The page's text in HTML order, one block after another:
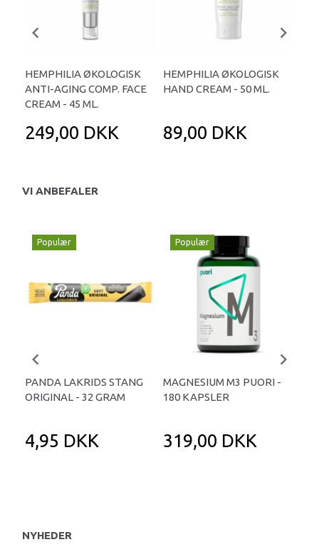
HEMPHILIA ØKOLOGISK
ANTI-AGING COMP. FACE
CREAM - 45 ML.
249,00 DKK
HEMPHILIA ØKOLOGISK
HAND CREAM - 50 ML.
89,00 DKK
VI ANBEFALER
Populær
PANDA LAKRIDS STANG
ORIGINAL - 32 GRAM
4,95 DKK
Populær
MAGNESIUM M3 PUORI -
180 KAPSLER
319,00 DKK
NYHEDER